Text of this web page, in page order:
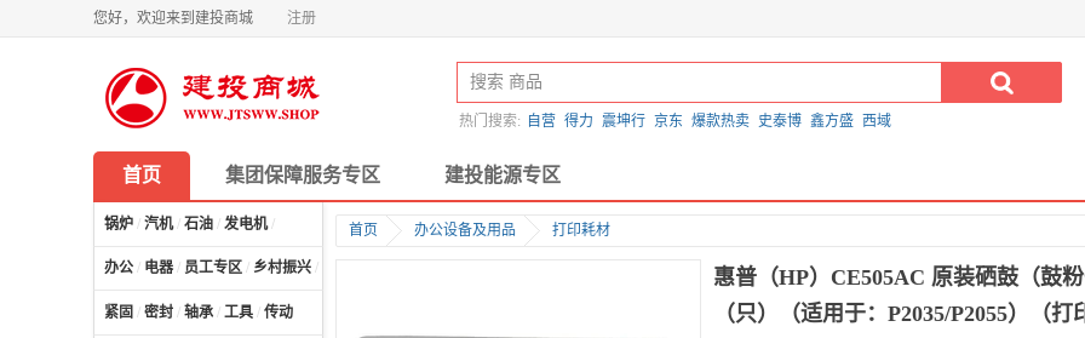
您好，欢迎来到建投商城 注册
热门搜索: 自营 得力 震坤行 京东 爆款热卖 史泰博 鑫方盛 西域
首页 集团保障服务专区 建投能源专区
锅炉 / 汽机/ 石油 / 发电机/
办公 / 电器 / 员工专区 / 乡村振兴 /
紧固 / 密封 / 轴承 / 工具 / 传动
首页 办公设备及用品 打印耗材
惠普（HP）CE505AC 原装硒鼓（鼓
（只）（适用于：P2035/P2055）（